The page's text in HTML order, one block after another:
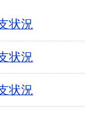
状況
状況
状況